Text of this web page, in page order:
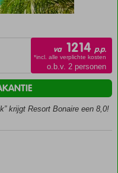
va 1214 p.p.
*incl. alle verplichte kosten
o.b.v. 2 personen
krijgt Resort Bonaire een 8,0!